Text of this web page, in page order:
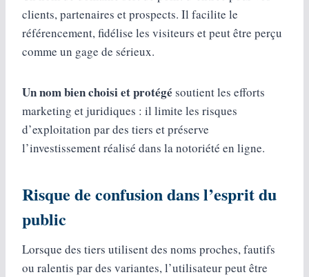
clients, partenaires et prospects. Il facilite le
référencement, fidélise les visiteurs et peut être perçu
comme un gage de sérieux.
Un nom bien choisi et protégé soutient les efforts
marketing et juridiques : il limite les risques
d’exploitation par des tiers et préserve
l’investissement réalisé dans la notoriété en ligne.
Risque de confusion dans l’esprit du
public
Lorsque des tiers utilisent des noms proches, fautifs
ou ralentis par des variantes, l’utilisateur peut être